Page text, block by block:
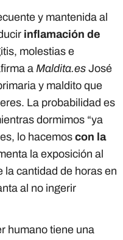
y mantenida al
inflamación de
molestias e
a Maldita.es José
y maldito que
La probabilidad es
dormimos “ya
lo hacemos con la
la exposición al
la cantidad de horas en
al no ingerir
humano tiene una